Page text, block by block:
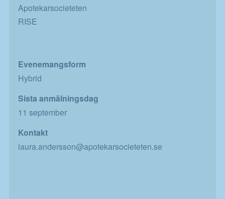
Apotekarsocieteten
RISE
Evenemangsform
Hybrid
Sista anmälningsdag
11 september
Kontakt
laura.andersson@apotekarsocieteten.se